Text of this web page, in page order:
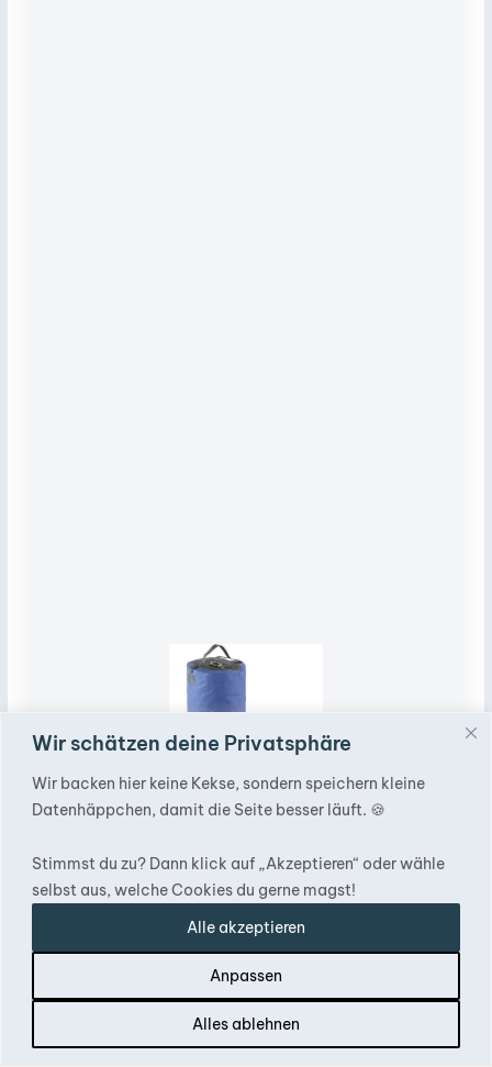
Wir schätzen deine Privatsphäre
Wir backen hier keine Kekse, sondern speichern kleine
Datenhäppchen, damit die Seite besser läuft. 🍪
Stimmst du zu? Dann klick auf „Akzeptieren“ oder wähle
selbst aus, welche Cookies du gerne magst!
Anpassen
Alles ablehnen
Alle akzeptieren